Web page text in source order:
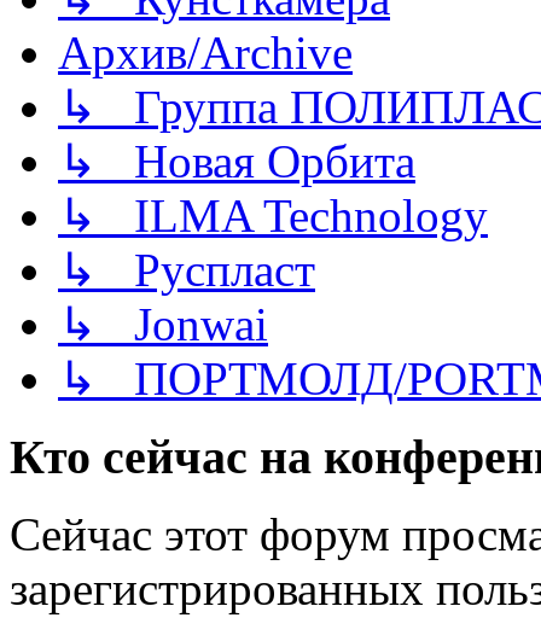
Архив/Archive
↳ Группа
↳ Новая Орбита
↳ ILMA Technology
↳ Руспласт
↳ Jonwai
↳ ПОРТМОЛД/
Кто сейчас на
Сейчас этот форум
зарегистрированных